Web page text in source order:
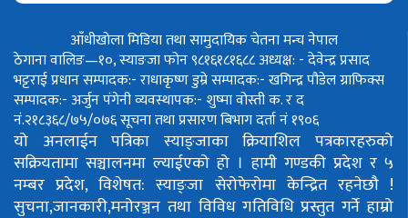
आँधीखोला मिडिया तथा सामुदायिक चेतना मन्च नेपाल
ठेगाना वालिङ—१०, स्याङजा फोन ९८१६१८१६८८अध्यक्ष: - देवेन्द्र प्रसाद
भट्टराईप्रधान सम्पादक:- राधाकृष्ण डुम्रेसम्पादक:- खगिन्द्र पौडेलग्राफिक्स
सम्पादक:- अर्जुन पंगेनीव्यवस्थापक:- शुष्मा वोस्तीक. र द
नं.२१८३६८/७५/०७६सूचना तथा प्रसारण बिभाग दर्ता नं १९०६
यो अनलाईन पत्रिका स्याङ्जाका क्रियाशिल पत्रकारहरुको
सक्रियतामा सञ्चालनमा ल्याईएको हो । हामी गण्डकी प्रदेश र ५
नम्बर प्रदेश, विशेषत: स्याङ्जा सेरोफेरोमा केन्द्रित रहनेछौ !
सुचना,जानकारी,मनोरञ्जन तथा विविध गतिविधि प्रस्तुत गर्ने हाम्रो